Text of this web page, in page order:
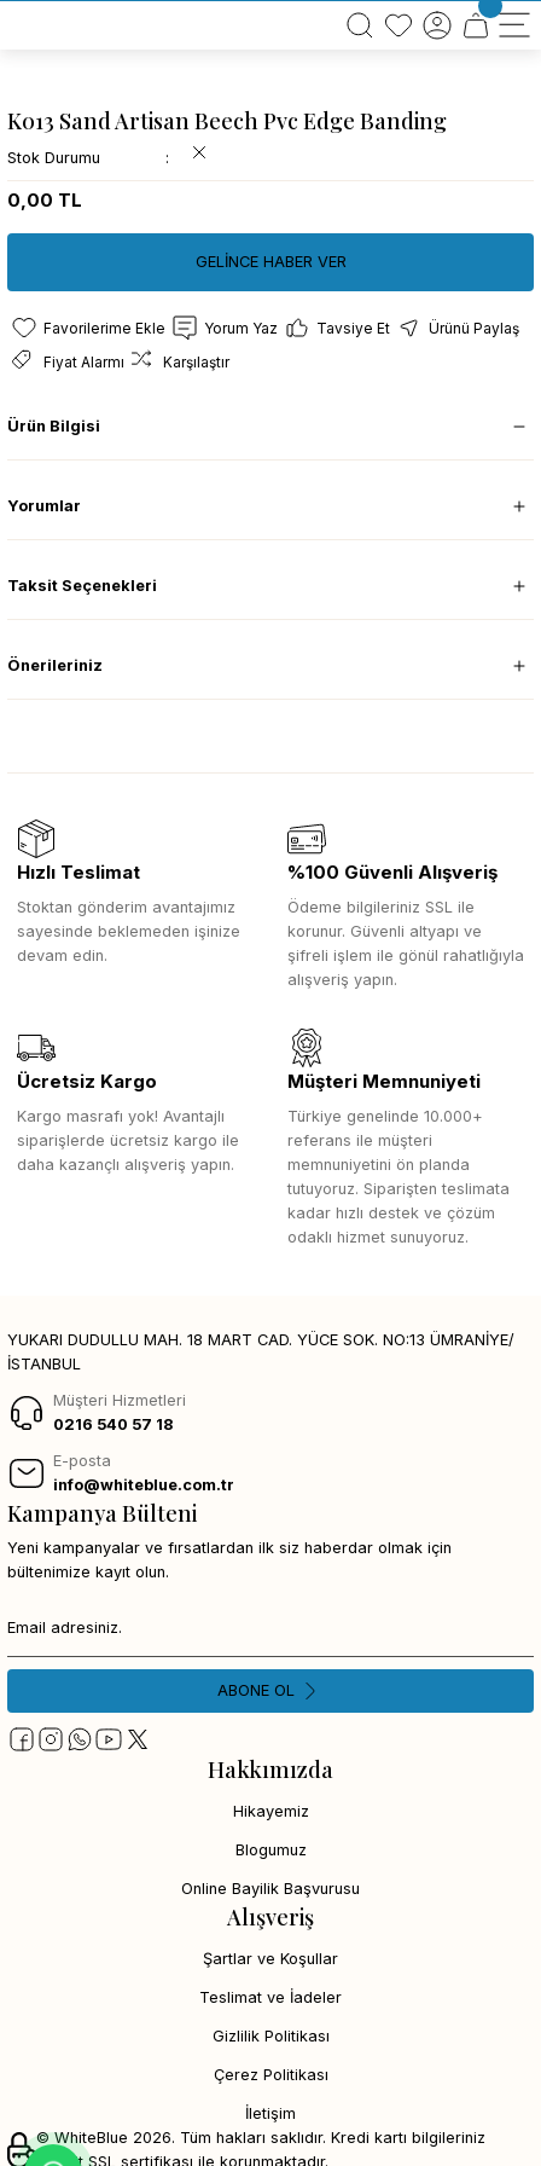
BÜTÜN ALIŞVERİŞLERİNİZDE KARGO BEDAVA!
TÜRKİYE GENELİNDE 10.000 MÜŞTERİ REFERANSI
K013 Sand Artisan Beech Pvc Edge Banding
Stok Durumu
0,00 TL
GELİNCE HABER VER
Yorum Yaz Tavsiye Et
Ürünü Paylaş
Fiyat Alarmı
Karşılaştır
Ürün Bilgisi
Yorumlar
Taksit Seçenekleri
Önerileriniz
Hızlı Teslimat
Stoktan gönderim avantajımız
sayesinde beklemeden işinize
devam edin.
%100 Güvenli Alışveriş
Ödeme bilgileriniz SSL ile
korunur. Güvenli altyapı ve
şifreli işlem ile gönül rahatlığıyla
alışveriş yapın.
Ücretsiz Kargo
Kargo masrafı yok! Avantajlı
siparişlerde ücretsiz kargo ile
daha kazançlı alışveriş yapın.
Müşteri Memnuniyeti
Türkiye genelinde 10.000+
referans ile müşteri
memnuniyetini ön planda
tutuyoruz. Siparişten teslimata
kadar hızlı destek ve çözüm
odaklı hizmet sunuyoruz.
YUKARI DUDULLU MAH. 18 MART CAD. YÜCE SOK. NO:13 ÜMRANİYE/
İSTANBUL
Müşteri Hizmetleri
0216 540 57 18
E-posta
info@whiteblue.com.tr
Hakkımızda
Hikayemiz
Blogumuz
Online Bayilik Başvurusu
Alışveriş
Şartlar ve Koşullar
Teslimat ve İadeler
Gizlilik Politikası
Çerez Politikası
İletişim
Kampanya Bülteni
Yeni kampanyalar ve fırsatlardan ilk siz haberdar olmak için
bültenimize kayıt olun.
ABONE OL
© WhiteBlue 2026. Tüm hakları saklıdır. Kredi kartı bilgileriniz
256bit SSL sertifikası ile korunmaktadır.